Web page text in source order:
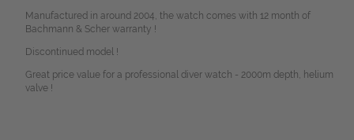
Manufactured in around 2004, the watch comes with 12 month of
Bachmann & Scher warranty !
Discontinued model !
Great price value for a professional diver watch - 2000m depth, helium
valve !